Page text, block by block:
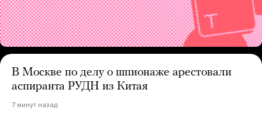
В Москве по делу о шпионаже арестовали
аспиранта РУДН из Китая
7 минут назад